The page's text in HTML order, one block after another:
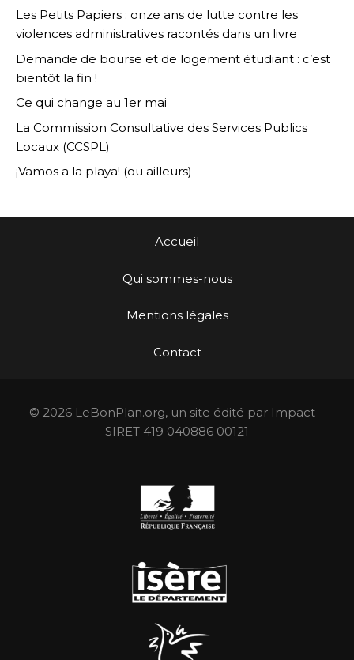
Les Petits Papiers : onze ans de lutte contre les
violences administratives racontés dans un livre
Demande de bourse et de logement étudiant : c’est
bientôt la fin !
Ce qui change au 1er mai
La Commission Consultative des Services Publics
Locaux (CCSPL)
¡Vamos a la playa! (ou ailleurs)
Accueil
Qui sommes-nous
Mentions légales
Contact
© 2026 LeBonPlan.org, un site édité par Impact –
SIRET 419 040886 00121